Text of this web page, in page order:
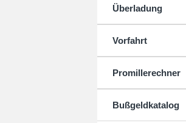
Überladung
Vorfahrt
Promillerechner
Bußgeldkatalog